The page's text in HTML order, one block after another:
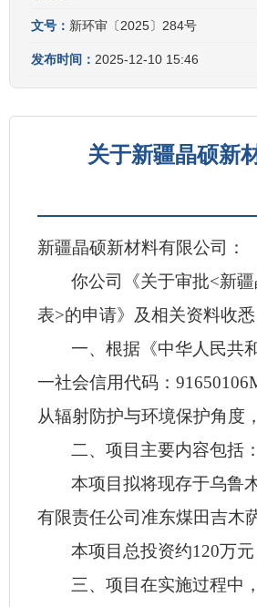
文号： 新环审〔2025〕284号
发布时间： 2025-12-10 15:46
关于新疆晶硕新
新疆晶硕新材料有限公司 ：
你公司 《关于审批<新
表>的申请》及相关资料收
一、根据《中华人民共
一社会信用代码：9165010
从辐射防护与环境保护角度
二、项目主要内容包括：
本项目拟将现存于乌鲁
有限责任公司准东煤田吉木
本项目总投资约120万
三、项目在实施过程中